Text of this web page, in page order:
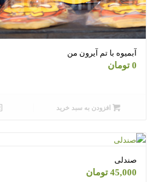
آبمیوه با تم آیرون من
0 تومان
افزودن به سبد خرید
صندلی
45,000 تومان